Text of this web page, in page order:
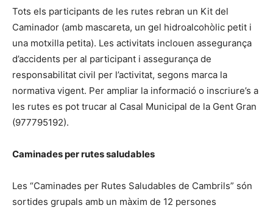
Tots els participants de les rutes rebran un Kit del
Caminador (amb mascareta, un gel hidroalcohòlic petit i
una motxilla petita). Les activitats inclouen assegurança
d’accidents per al participant i assegurança de
responsabilitat civil per l’activitat, segons marca la
normativa vigent. Per ampliar la informació o inscriure’s a
les rutes es pot trucar al Casal Municipal de la Gent Gran
(977795192).
Caminades per rutes saludables
Les “Caminades per Rutes Saludables de Cambrils” són
sortides grupals amb un màxim de 12 persones